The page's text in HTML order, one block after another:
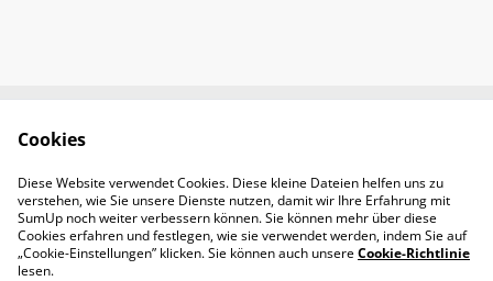
Legal Terms
Privacy Policy
Cookie Policy
Cookies
Diese Website verwendet Cookies. Diese kleine Dateien helfen uns zu
verstehen, wie Sie unsere Dienste nutzen, damit wir Ihre Erfahrung mit
SumUp noch weiter verbessern können. Sie können mehr über diese
Cookies erfahren und festlegen, wie sie verwendet werden, indem Sie auf
„Cookie-Einstellungen” klicken. Sie können auch unsereCookie-Richtlinie
lesen.